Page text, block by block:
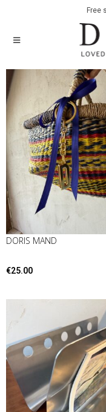
Free
DORIS MAND
€25.00